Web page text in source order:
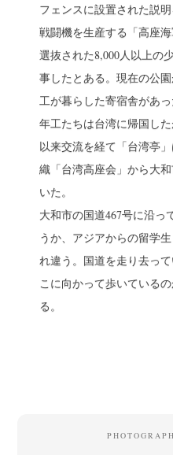
フェンスに設置された説
戦闘機を生産する「高座
選抜された8,000人以上の
事したとある。現在の公
工が暮らした寄宿舎があ
年工たちは台湾に帰国した
以来交流を経て「台湾亭
織「台湾高座会」から大
いた。
大和市の国道467号に沿っ
うか、アジアからの留学
れ違う。国道を走り去っ
こに向かって歩いている
る。